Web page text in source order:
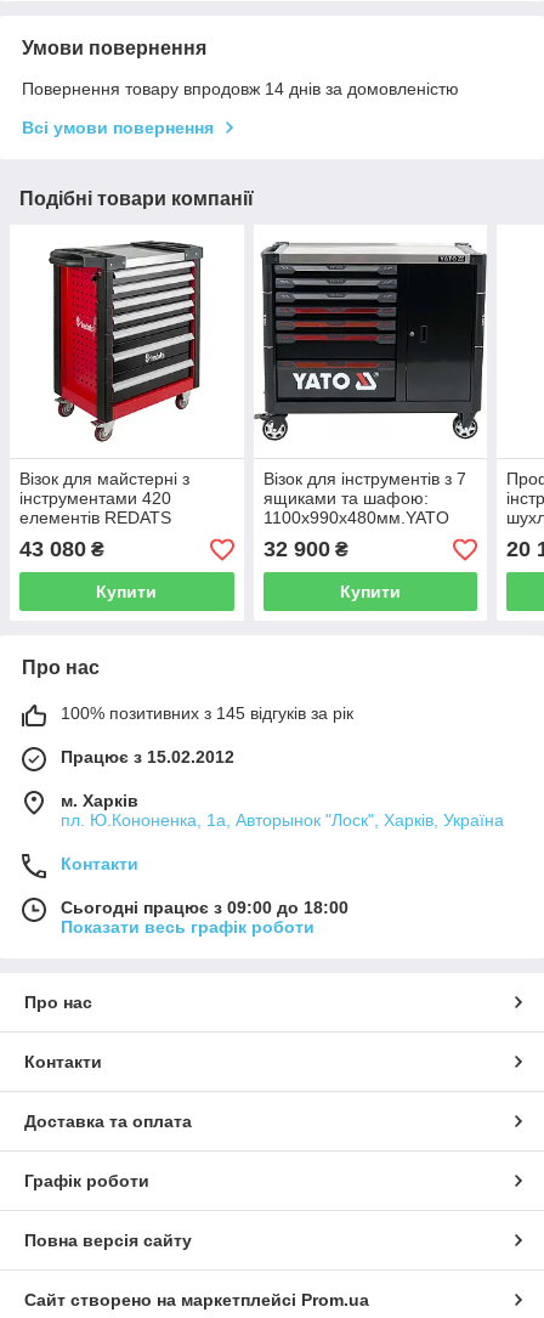
Умови повернення
Повернення товару впродовж 14 днів за домовленістю
Всі умови повернення
Подібні товари компанії
Візок для майстерні з
інструментами 420
елементів REDATS
43 080 ₴
Купити
Візок для інструментів з 7
ящиками та шафою:
1100х990х480мм.YATO
YT-09033
32 900₴
Купити
20
Про нас
100% позитивних з 145 відгуків за рік
Працює з 15.02.2012
м. Харків
пл. Ю.Кононенка, 1а, Авторынок "Лоск", Харків, Україна
Контакти
Сьогодні працює з 09:00 до 18:00
Показати весь графік роботи
Про нас
Контакти
Доставка та оплата
Графік роботи
Повна версія сайту
Сайт створено на маркетплейсі Prom.ua